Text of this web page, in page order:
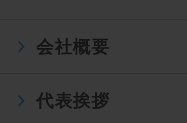
会社概要
代表挨拶